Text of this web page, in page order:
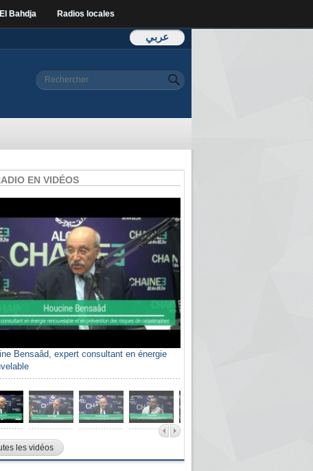
El Bahdja Radios locales
عربي
Formulaire de
Rechercher
EN VIDÉOS
Bensaâd, expert consultant en énergie
les vidéos